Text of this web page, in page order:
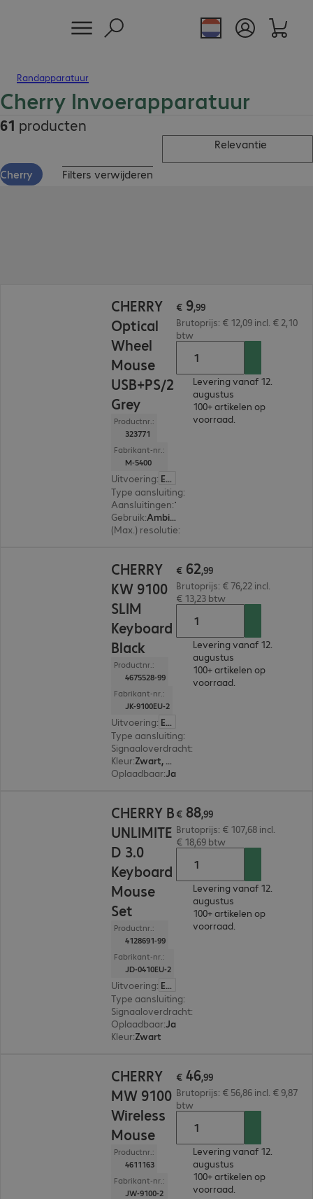
Randapparatuur
Cherry Invoerapparatuur
61 producten
Relevantie
Cherry Filters verwijderen
CHERRY
Optical
Wheel
Mouse
USB+PS/2
Grey
Productnr.:
323771
Fabrikant-nr.:
M-5400
Uitvoering: Europa
Type aansluiting:
Aansluitingen:
Gebruik:
Ambidextrous
(Max.) resolutie:
€ 9,99
Brutoprijs: € 12,09 incl. € 2,10
btw
Levering vanaf 12.
augustus
100+ artikelen op
voorraad.
CHERRY
KW 9100
SLIM
Keyboard
Black
Productnr.:
4675528-99
Fabrikant-nr.:
JK-9100EU-2
Uitvoering: Europa (Engels)
Type aansluiting:
Signaaloverdracht:
Kleur:
Zwart, Zilver
Oplaadbaar:Ja
€ 62,99
Brutoprijs: € 76,22 incl.
€ 13,23 btw
Levering vanaf 12.
augustus
100+ artikelen op
voorraad.
CHERRY B
UNLIMITE
D 3.0
Keyboard
Mouse
Set
Productnr.:
4128691-99
Fabrikant-nr.:
JD-0410EU-2
Uitvoering: Europa (Engels)
Type aansluiting:
Signaaloverdracht:
Oplaadbaar:Ja
Kleur:Zwart
€ 88,99
Brutoprijs: € 107,68 incl.
€ 18,69 btw
Levering vanaf 12.
augustus
100+ artikelen op
voorraad.
CHERRY
MW 9100
Wireless
Mouse
Productnr.:
4611163
Fabrikant-nr.:
JW-9100-2
€ 46,99
Brutoprijs: € 56,86 incl. € 9,87
btw
Levering vanaf 12.
augustus
100+ artikelen op
voorraad.